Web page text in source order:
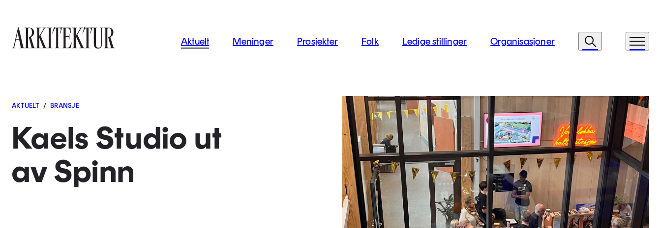
Aktuelt Meninger Prosjekter Folk Ledige stillinger Organisasjoner Søk Meny
AKTUELT / BRANSJE
Kaels Studio ut
av Spinn